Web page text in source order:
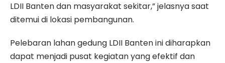
LDII Banten dan masyarakat sekitar,” jelasnya saat
ditemui di lokasi pembangunan.
Pelebaran lahan gedung LDII Banten ini diharapkan
dapat menjadi pusat kegiatan yang efektif dan